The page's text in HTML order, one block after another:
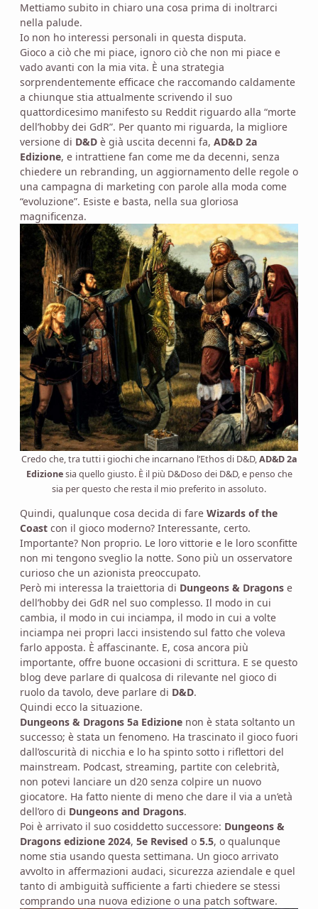
Mettiamo subito in chiaro una cosa prima di inoltrarci
nella palude.
Io non ho interessi personali in questa disputa.
Gioco a ciò che mi piace, ignoro ciò che non mi piace e
vado avanti con la mia vita. È una strategia
sorprendentemente efficace che raccomando caldamente
a chiunque stia attualmente scrivendo il suo
quattordicesimo manifesto su Reddit riguardo alla “morte
dell’hobby dei GdR”. Per quanto mi riguarda, la migliore
versione di D&D è già uscita decenni fa, AD&D 2a
Edizione, e intrattiene fan come me da decenni, senza
chiedere un rebranding, un aggiornamento delle regole o
una campagna di marketing con parole alla moda come
“evoluzione”. Esiste e basta, nella sua gloriosa
magnificenza.
Credo che, tra tutti i giochi che incarnano l’Ethos di D&D,AD&D 2a
Edizionesia quello giusto. È il più D&Doso dei D&D, e penso che
sia per questo che resta il mio preferito in assoluto.
Quindi, qualunque cosa decida di fare Wizards of the
Coast con il gioco moderno? Interessante, certo.
Importante? Non proprio. Le loro vittorie e le loro sconfitte
non mi tengono sveglio la notte. Sono più un osservatore
curioso che un azionista preoccupato.
Però mi interessa la traiettoria di Dungeons & Dragons e
dell’hobby dei GdR nel suo complesso. Il modo in cui
cambia, il modo in cui inciampa, il modo in cui a volte
inciampa nei propri lacci insistendo sul fatto che voleva
farlo apposta. È affascinante. E, cosa ancora più
importante, offre buone occasioni di scrittura. E se questo
blog deve parlare di qualcosa di rilevante nel gioco di
ruolo da tavolo, deve parlare di D&D.
Quindi ecco la situazione.
Dungeons & Dragons 5a Edizione non è stata soltanto un
successo; è stata un fenomeno. Ha trascinato il gioco fuori
dall’oscurità di nicchia e lo ha spinto sotto i riflettori del
mainstream. Podcast, streaming, partite con celebrità,
non potevi lanciare un d20 senza colpire un nuovo
giocatore. Ha fatto niente di meno che dare il via a un’età
dell’oro di Dungeons and Dragons.
Poi è arrivato il suo cosiddetto successore: Dungeons &
Dragons edizione 2024, 5e Revised o 5.5, o qualunque
nome stia usando questa settimana. Un gioco arrivato
avvolto in affermazioni audaci, sicurezza aziendale e quel
tanto di ambiguità sufficiente a farti chiedere se stessi
comprando una nuova edizione o una patch software.